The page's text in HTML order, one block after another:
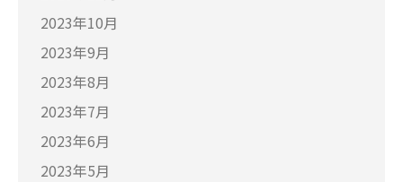
2023年10月
2023年9月
2023年8月
2023年7月
2023年6月
2023年5月